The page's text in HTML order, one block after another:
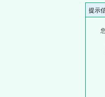
提示